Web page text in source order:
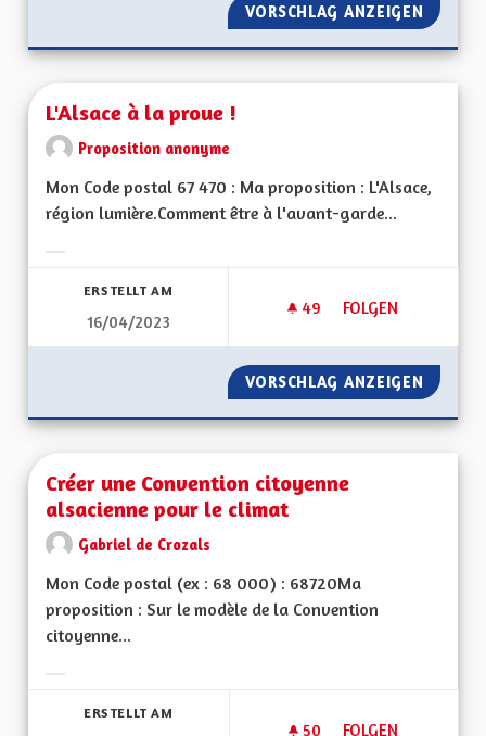
VORSCHLAG ANZEIGEN
L'Alsace à la proue !
Proposition anonyme
Mon Code postal 67 470 : Ma proposition : L'Alsace,
région lumière.Comment être à l'avant-garde...
ERSTELLT AM
16/04/2023
49 49 FOLLOWER
FOLGEN
L'ALSACE À LA
VORSCHLAG ANZEIGEN
Créer une Convention citoyenne
alsacienne pour le climat
Gabriel de Crozals
Mon Code postal (ex : 68 000) : 68720Ma
proposition : Sur le modèle de la Convention
citoyenne...
ERSTELLT AM
50 50 FOLLOWER
FOLGEN